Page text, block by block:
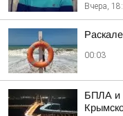
Вчера,
00:03
БПЛА и